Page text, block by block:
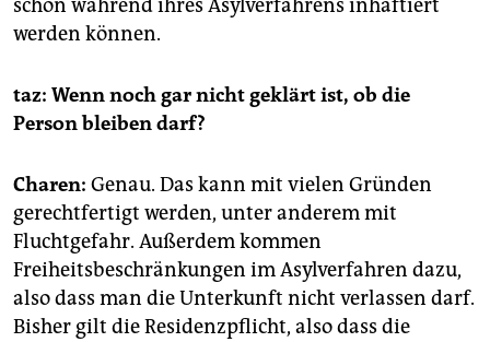
schon während ihres Asylverfahrens inhaftiert
werden können.
taz: Wenn noch gar nicht geklärt ist, ob die
Person bleiben darf?
Charen: Genau. Das kann mit vielen Gründen
gerechtfertigt werden, unter anderem mit
Fluchtgefahr. Außerdem kommen
Freiheitsbeschränkungen im Asylverfahren dazu,
also dass man die Unterkunft nicht verlassen darf.
Bisher gilt die Residenzpflicht, also dass die